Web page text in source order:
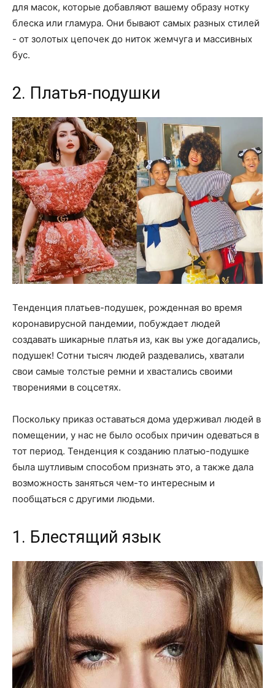
для масок, которые добавляют вашему образу нотку
блеска или гламура. Они бывают самых разных стилей
- от золотых цепочек до ниток жемчуга и массивных
бус.
2. Платья-подушки
Тенденция платьев-подушек, рожденная во время
коронавирусной пандемии, побуждает людей
создавать шикарные платья из, как вы уже догадались,
подушек! Сотни тысяч людей раздевались, хватали
свои самые толстые ремни и хвастались своими
творениями в соцсетях.
Поскольку приказ оставаться дома удерживал людей в
помещении, у нас не было особых причин одеваться в
тот период. Тенденция к созданию платью-подушке
была шутливым способом признать это, а также дала
возможность заняться чем-то интересным и
пообщаться с другими людьми.
1. Блестящий язык